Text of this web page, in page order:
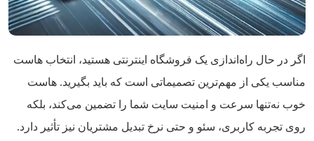
اگر در حال راه‌اندازی یک فروشگاه اینترنتی هستید، انتخاب هاست
مناسب یکی از مهم‌ترین تصمیماتی است که باید بگیرید. هاست
خوب نه‌تنها سرعت و امنیت سایت شما را تضمین می‌کند، بلکه
روی تجربه کاربری، سئو و حتی نرخ تبدیل مشتریان نیز تأثیر دارد.